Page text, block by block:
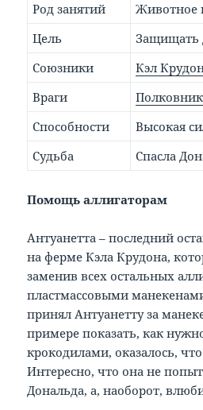
Род занятий
Животное
Цель
Защищать
Союзники
Кэл
Враги
Способности
Высокая
Судьба
Спасла
Помощь аллигаторам
Антуанетта – последний
на ферме Кэла Крудона,
заменив всех остальных
пластмассовыми
принял Антуанетту за
примере показать, как
крокодилами, оказалось,
Интересно, что она не
Дональда, а, наоборот,